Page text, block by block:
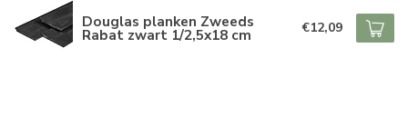
Douglas planken Zweeds
Rabat zwart 1/2,5x18 cm €12,09